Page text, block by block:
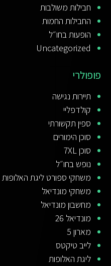
חבילות משולבות
החבילות החמות
הופעות בחו״ל
Uncategorized
פופולרי
תיירות נגישה
קולדפליי
ספין תקשורתי
סוכן הימורים
סוכן 7XL
נופש בחו״ל
משחקי ספורט ליגת האלופות
משחקי מונדיאל
מחשבון מונדיאל
מונדיאל 26
מארון 5
לייב טיקטס
ליגת האלופות